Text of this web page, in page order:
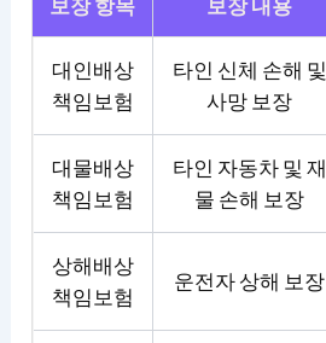
보장 항목 보장 내용
대인배상
책임보험
타인 신체 손해 및
사망 보장
대물배상
책임보험
타인 자동차 및 재
물 손해 보장
상해배상
책임보험
운전자 상해 보장